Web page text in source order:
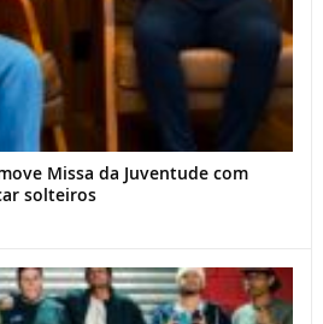
Missa da Juventude com
solteiros